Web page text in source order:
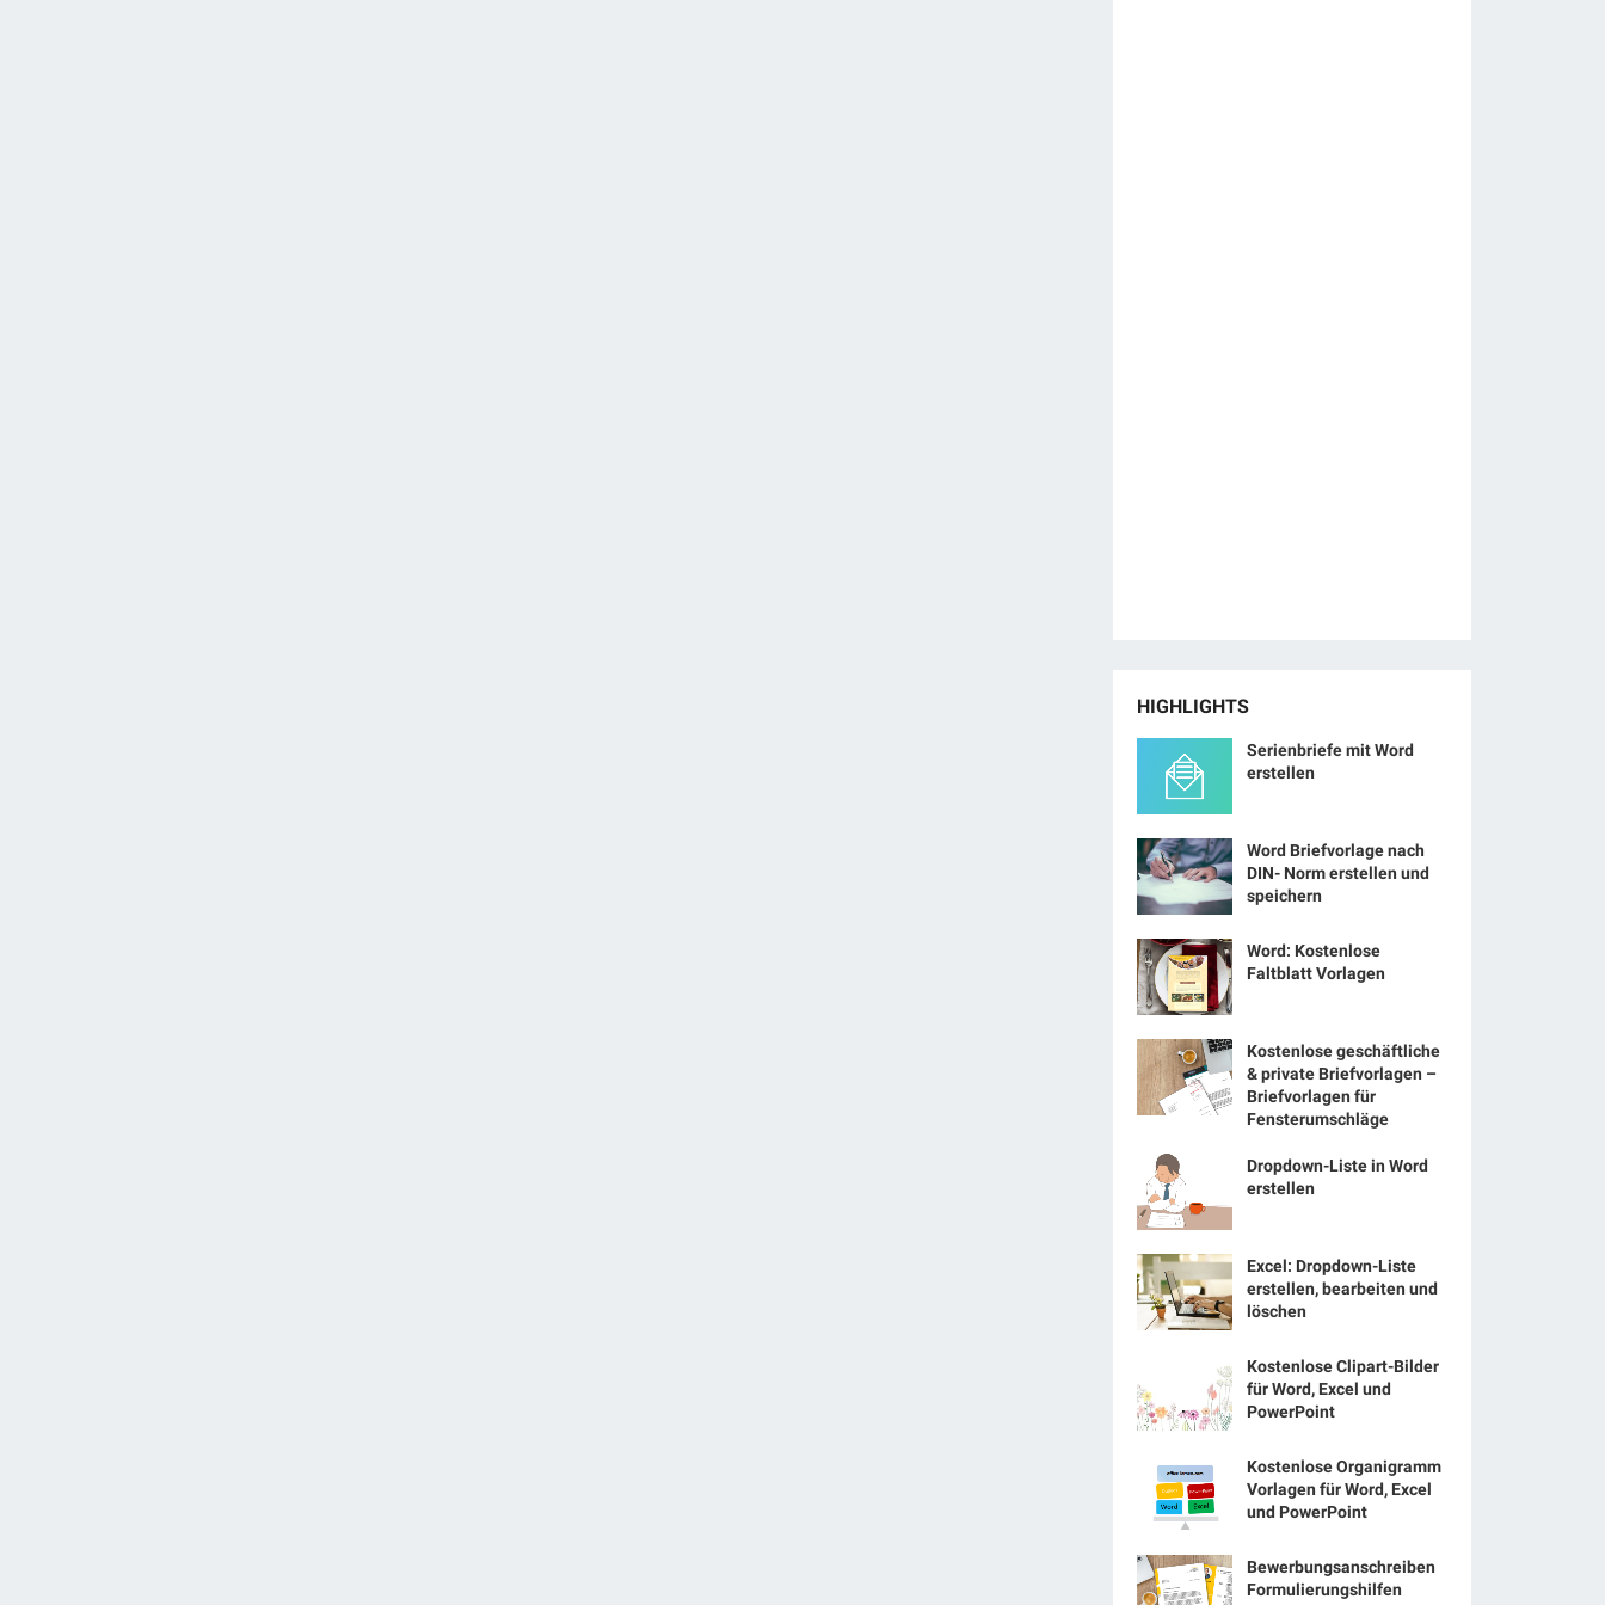
HIGHLIGHTS
Serienbriefe mit Word
erstellen
Word Briefvorlage nach
DIN- Norm erstellen und
speichern
Word: Kostenlose
Faltblatt Vorlagen
Kostenlose geschäftliche
& private Briefvorlagen –
Briefvorlagen für
Fensterumschläge
Dropdown-Liste in Word
erstellen
Excel: Dropdown-Liste
erstellen, bearbeiten und
löschen
Kostenlose Clipart-Bilder
für Word, Excel und
PowerPoint
Kostenlose Organigramm
Vorlagen für Word, Excel
und PowerPoint
Bewerbungsanschreiben
Formulierungshilfen